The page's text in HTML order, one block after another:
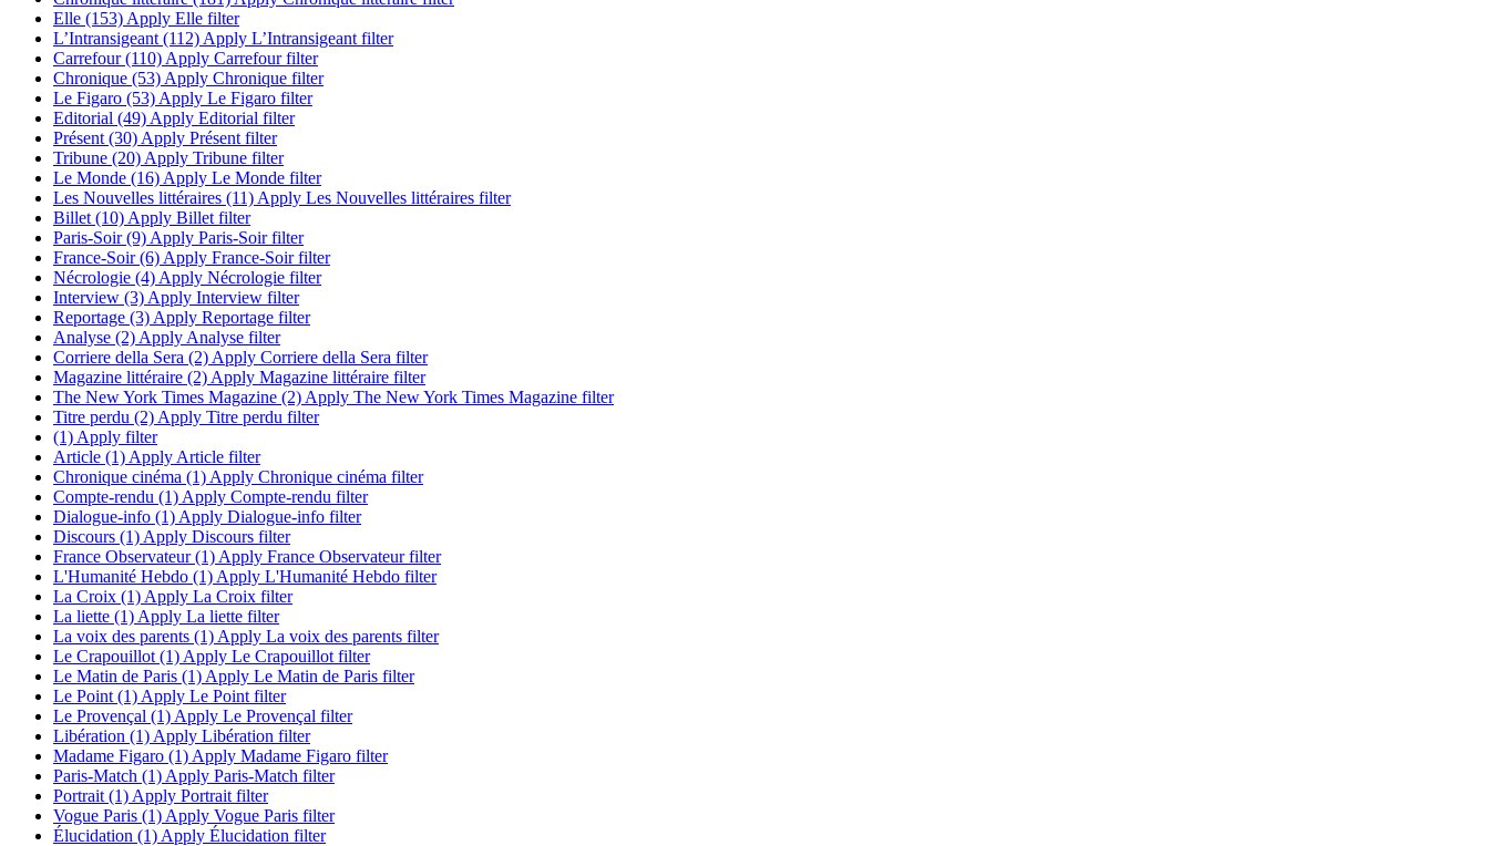
Elle (153) Apply Elle filter
L’Intransigeant (112) Apply L’Intransigeant filter
Carrefour (110) Apply Carrefour filter
Chronique (53) Apply Chronique filter
Le Figaro (53) Apply Le Figaro filter
Editorial (49) Apply Editorial filter
Présent (30) Apply Présent filter
Tribune (20) Apply Tribune filter
Le Monde (16) Apply Le Monde filter
Les Nouvelles littéraires (11) Apply Les Nouvelles littéraires filter
Billet (10) Apply Billet filter
Paris-Soir (9) Apply Paris-Soir filter
France-Soir (6) Apply France-Soir filter
Nécrologie (4) Apply Nécrologie filter
Interview (3) Apply Interview filter
Reportage (3) Apply Reportage filter
Analyse (2) Apply Analyse filter
Corriere della Sera (2) Apply Corriere della Sera filter
Magazine littéraire (2) Apply Magazine littéraire filter
The New York Times Magazine (2) Apply The New York Times Magazine filter
Titre perdu (2) Apply Titre perdu filter
(1) Apply filter
Article (1) Apply Article filter
Chronique cinéma (1) Apply Chronique cinéma filter
Compte-rendu (1) Apply Compte-rendu filter
Dialogue-info (1) Apply Dialogue-info filter
Discours (1) Apply Discours filter
France Observateur (1) Apply France Observateur filter
L'Humanité Hebdo (1) Apply L'Humanité Hebdo filter
La Croix (1) Apply La Croix filter
La liette (1) Apply La liette filter
La voix des parents (1) Apply La voix des parents filter
Le Crapouillot (1) Apply Le Crapouillot filter
Le Matin de Paris (1) Apply Le Matin de Paris filter
Le Point (1) Apply Le Point filter
Le Provençal (1) Apply Le Provençal filter
Libération (1) Apply Libération filter
Madame Figaro (1) Apply Madame Figaro filter
Paris-Match (1) Apply Paris-Match filter
Portrait (1) Apply Portrait filter
Vogue Paris (1) Apply Vogue Paris filter
Élucidation (1) Apply Élucidation filter